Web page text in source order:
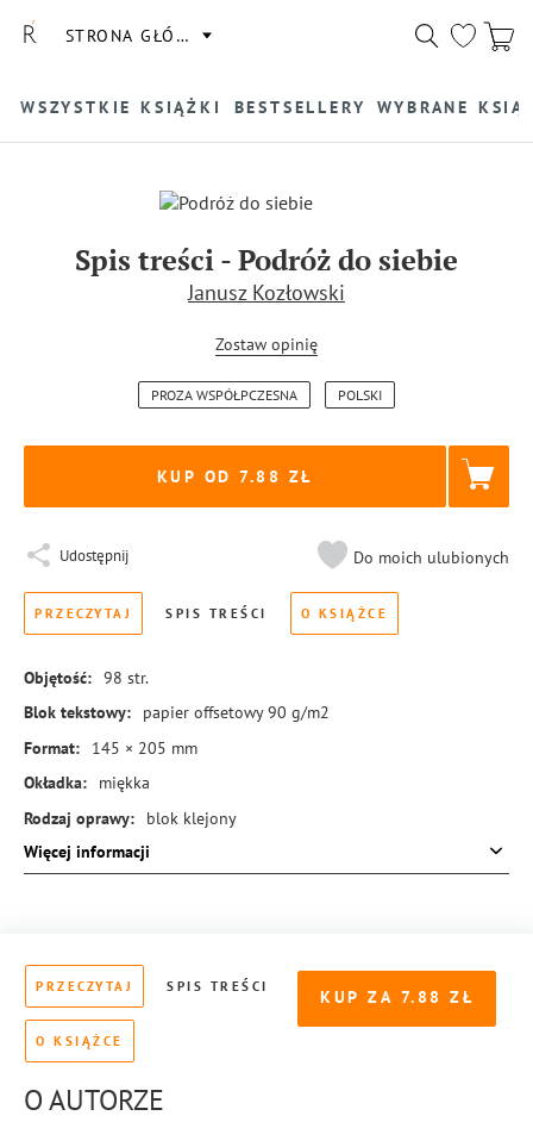
STRONA GŁÓWNA
WSZYSTKIE KSIĄŻKI BESTSELLERY WYBRANE
Spis treści-Podróż do siebie
Janusz Kozłowski
Zostaw opinię
PROZA WSPÓŁPCZESNA POLSKI
KUP OD 7.88
Udostępnij Do moich ulubionych
PRZECZYTAJ SPIS TREŚCI O KSIĄŻCE
Objętość: 98 str.
Blok tekstowy:
papier offsetowy 90 g/m2
Format:
145 × 205 mm
Okładka:
miękka
Rodzaj oprawy:
blok klejony
ISBN:
978-83-8126-122-7
Więcej informacji
KUP ZA 7.88
PRZECZYTAJ SPIS TREŚCI
O KSIĄŻCE
O AUTORZE